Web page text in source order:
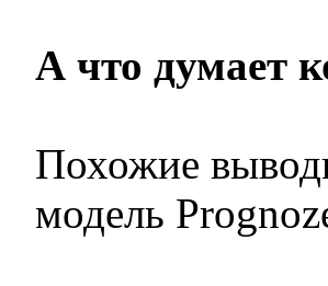
А что думает
Похожие
модель